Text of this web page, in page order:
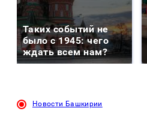
Таких событий не
было с 1945: чего
ждать всем нам?
Новости Башкирии